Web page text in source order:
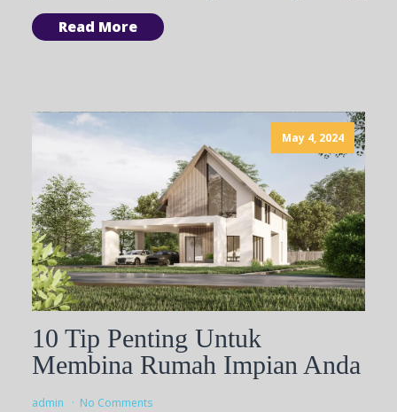
Read More
May 4, 2024
10 Tip Penting Untuk
Membina Rumah Impian Anda
admin No Comments